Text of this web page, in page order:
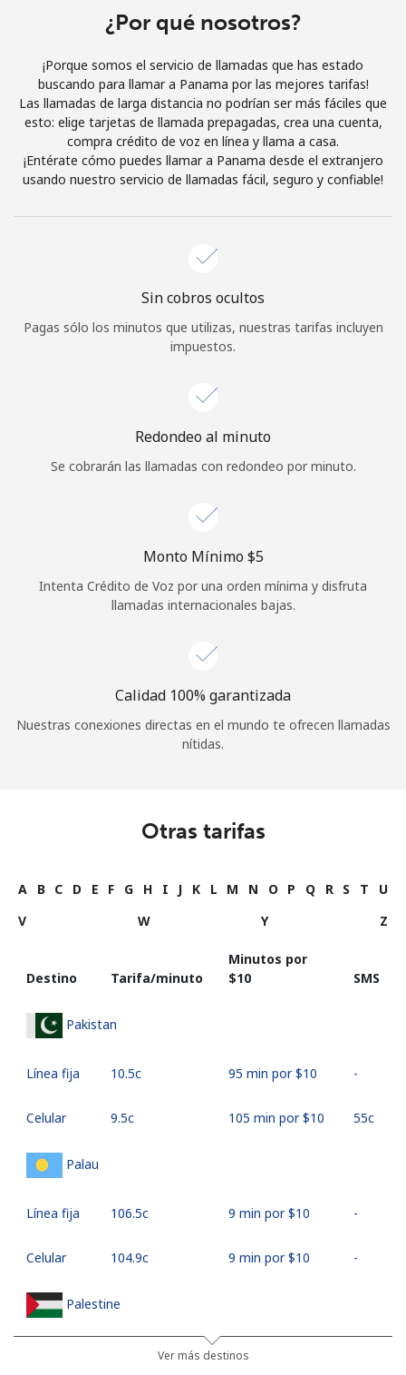
Iniciar Sesión
o
Continuar con
¿Por qué nosotros?
¡Porque somos el servicio de llamadas que has estado
buscando para llamar a Panama por las mejores tarifas!
Las llamadas de larga distancia no podrían ser más fáciles que
esto: elige tarjetas de llamada prepagadas, crea una cuenta,
compra crédito de voz en línea y llama a casa.
¡Entérate cómo puedes llamar a Panama desde el extranjero
usando nuestro servicio de llamadas fácil, seguro y confiable!
Sin cobros ocultos
Pagas sólo los minutos que utilizas, nuestras tarifas incluyen
impuestos.
Redondeo al minuto
Se cobrarán las llamadas con redondeo por minuto.
Monto Mínimo ⁦$5⁩
Intenta Crédito de Voz por una orden mínima y disfruta
llamadas internacionales bajas.
Calidad 100% garantizada
Nuestras conexiones directas en el mundo te ofrecen llamadas
nítidas.
Otras tarifas
A B C D E F G H I J K L M N O P Q R S T
U
V
W Y Z
Destino Tarifa/minuto
Minutos por
⁦$10⁩
SMS
Pakistan
Línea fija ⁦10.5c⁩ 95 min por ⁦$10⁩ -
Celular ⁦9.5c⁩ 105 min por ⁦$10⁩ ⁦55c⁩
Palau
Línea fija ⁦106.5c⁩ 9 min por ⁦$10⁩ -
Celular ⁦104.9c⁩ 9 min por ⁦$10⁩ -
Palestine
25 min por ⁦$10⁩
Ver más destinos